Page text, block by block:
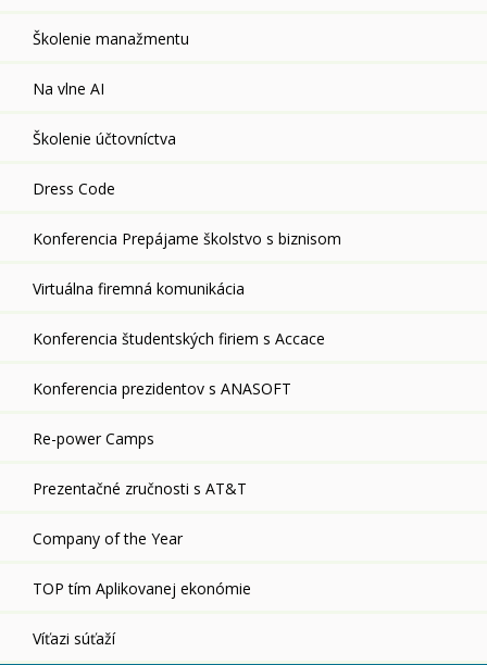
Školenie manažmentu
Na vlne AI
Školenie účtovníctva
Dress Code
Konferencia Prepájame školstvo s biznisom
Virtuálna firemná komunikácia
Konferencia študentských firiem s Accace
Konferencia prezidentov s ANASOFT
Re-power Camps
Prezentačné zručnosti s AT&T
Company of the Year
TOP tím Aplikovanej ekonómie
Víťazi súťaží